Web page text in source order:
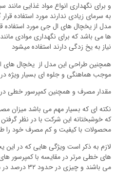
و برای نگهداری انواع مواد غذایی
به سرمای زیادی ندارند مورد استفاده
مدل از یخچال های ال جی مورد استفاده
ها می باشد که برای نگهداری موادی
نیاز به یخ زدگی دارند استفاده میشود
همچنین طراحی این مدل از یخچال
موجب هماهنگی و جلوه ای بسیار ویژه
مقدار مصرف و همچنین کمپرسور خطی
نکته ای که بسیار مهم می باشد میزان
که خوشبختانه این شرکت با در نظر
محصولات با کیفیت و کم مصرف خود را
لازم به ذکر است ویژگی هایی که در این
های خطی مرتر در مقایسه با کمپرسور
می باشند و چیزی در حدود ۳۲ درصد در مصرف انرژی صرفه جویی می کنند